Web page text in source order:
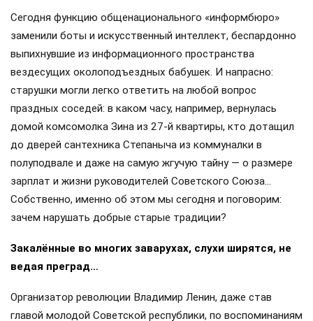
Сегодня функцию общенационального «информбюро»
заменили боты и искусственный интеллект, беспардонно
выпихнувшие из информационного пространства
вездесущих околоподъездных бабушек. И напрасно:
старушки могли легко ответить на любой вопрос
праздных соседей: в каком часу, например, вернулась
домой комсомолка Зина из 27-й квартиры, кто дотащил
до дверей сантехника Степаныча из коммуналки в
полуподвале и даже на самую жгучую тайну — о размере
зарплат и жизни руководителей Советского Союза…
Собственно, именно об этом мы сегодня и поговорим:
зачем нарушать добрые старые традиции?
Закалённые во многих заварухах, слухи ширятся, не
ведая преград…
Организатор революции Владимир Ленин, даже став
главой молодой Советской республики, по воспоминаниям